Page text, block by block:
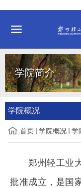
学院简介
学院概况
首页 学院概况 学
郑州轻工业
批准成立，是国